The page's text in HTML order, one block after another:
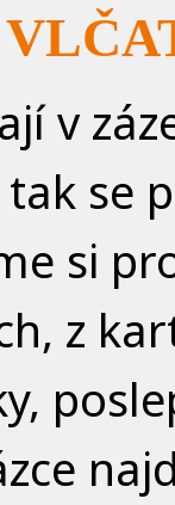
v
se
si
z